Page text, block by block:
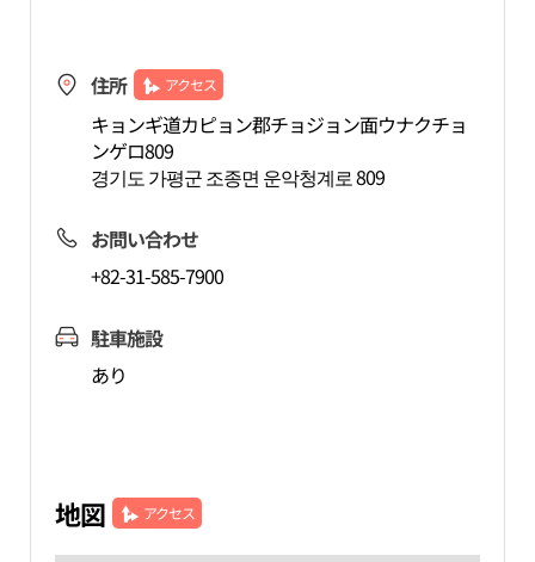
住所 アクセス
キョンギ道カピョン郡チョジョン面ウナクチョ
ンゲロ809
경기도 가평군 조종면 운악청계로 809
お問い合わせ
+82-31-585-7900
駐車施設
あり
地図 アクセス